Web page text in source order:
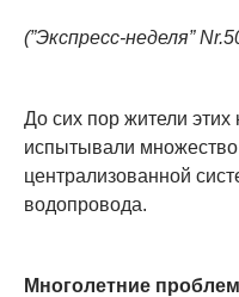
(”Экспресс-неделя”
До сих пор жители этих
испытывали множество
централизованной
водопровода.
Многолетние